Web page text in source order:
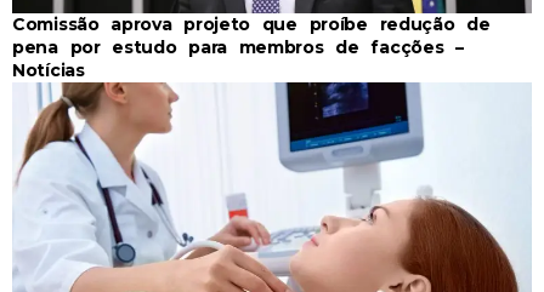
Comissão aprova projeto que proíbe redução de
pena por estudo para membros de facções –
Notícias